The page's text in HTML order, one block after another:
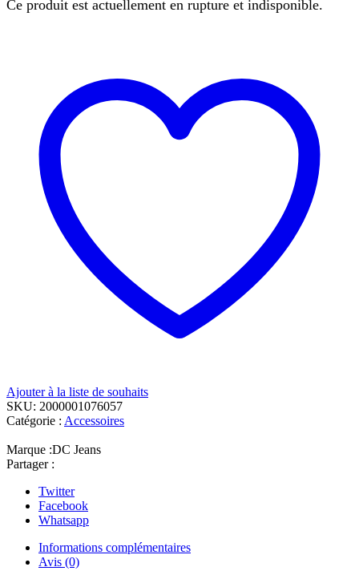
Ce produit est actuellement en rupture et indisponible.
Ajouter à la liste de souhaits
SKU: 2000001076057
Catégorie : Accessoires
Marque :DC Jeans
Partager :
Twitter
Facebook
Whatsapp
Informations complémentaires
Avis (0)